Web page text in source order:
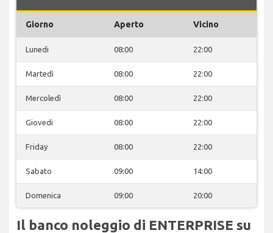
Giorno Aperto Vicino
Lunedi 08:00 22:00
Martedì 08:00 22:00
Mercoledì 08:00 22:00
Giovedi 08:00 22:00
Friday 08:00 22:00
Sabato 09:00 14:00
Domenica 09:00 20:00
Il banco noleggio di ENTERPRISE su